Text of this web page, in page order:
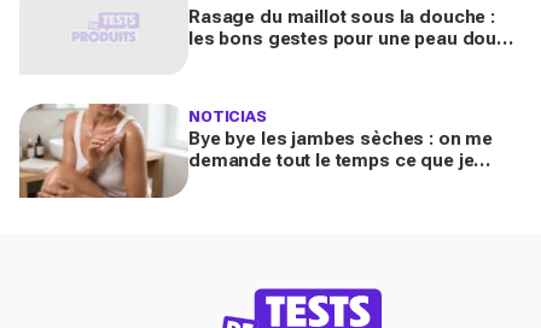
Rasage du maillot sous la douche :
les bons gestes pour une peau douce
NOTICIAS
Bye bye les jambes sèches : on me
demande tout le temps ce que je